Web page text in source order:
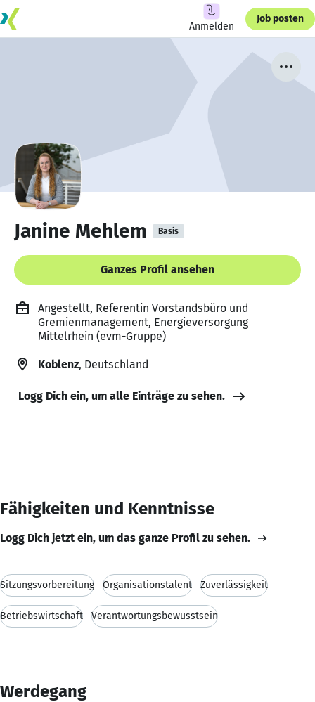
Anmelden
Job posten
Janine Mehlem Basis
Ganzes Profil ansehen
Angestellt, Referentin Vorstandsbüro und
Gremienmanagement, Energieversorgung
Mittelrhein (evm-Gruppe)
Koblenz, Deutschland
Logg Dich ein, um alle Einträge zu sehen.
Fähigkeiten und Kenntnisse
Logg Dich jetzt ein, um das ganze Profil zu sehen.
Sitzungsvorbereitung Organisationstalent Zuverlässigkeit
Betriebswirtschaft Verantwortungsbewusstsein
Werdegang